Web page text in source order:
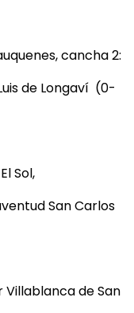
cancha 2:
de Longaví (0-
Sol,
San Carlos
Villablanca de San